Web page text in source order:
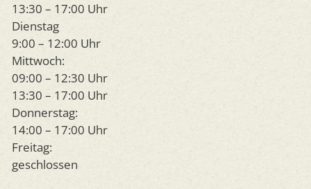
13:30 – 17:00 Uhr
Dienstag
9:00 – 12:00 Uhr
Mittwoch:
09:00 – 12:30 Uhr
13:30 – 17:00 Uhr
Donnerstag:
14:00 – 17:00 Uhr
Freitag:
geschlossen